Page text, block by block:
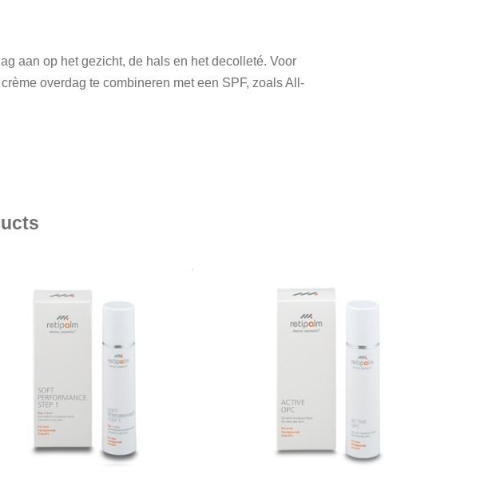
aan op het gezicht, de hals en het decolleté. Voor
overdag te combineren met een SPF, zoals All-